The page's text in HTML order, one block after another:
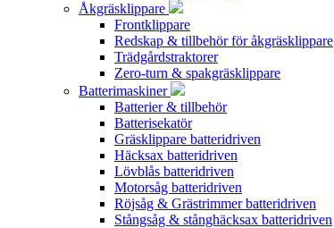
Åkgräsklippare
Frontklippare
Redskap & tillbehör för åkgräsklippare
Trädgårdstraktorer
Zero-turn & spakgräsklippare
Batterimaskiner
Batterier & tillbehör
Batterisekatör
Gräsklippare batteridriven
Häcksax batteridriven
Lövblås batteridriven
Motorsåg batteridriven
Röjsåg & Grästrimmer batteridriven
Stångsåg & stånghäcksax batteridriven